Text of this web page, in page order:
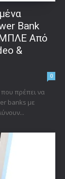
Bank
Από
&
0
πρέπει να
banks με